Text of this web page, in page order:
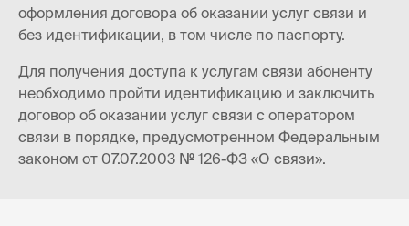
оформления договора об оказании услуг связи и
без идентификации, в том числе по паспорту.
Для получения доступа к услугам связи абоненту
необходимо пройти идентификацию и заключить
договор об оказании услуг связи с оператором
связи в порядке, предусмотренном Федеральным
законом от 07.07.2003 № 126-ФЗ «О связи».